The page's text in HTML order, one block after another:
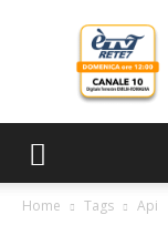
Home Tags Api